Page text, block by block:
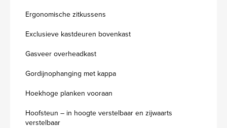
Ergonomische zitkussens
Exclusieve kastdeuren bovenkast
Gasveer overheadkast
Gordijnophanging met kappa
Hoekhoge planken vooraan
Hoofsteun – in hoogte verstelbaar en zijwaarts
verstelbaar